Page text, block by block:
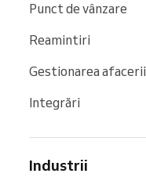
Punct de vânzare
Reamintiri
Gestionarea afacerii
Integrări
Industrii